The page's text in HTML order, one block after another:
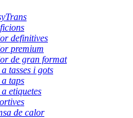
definitives
premium
de gran format
tasses i gots
taps
etiquetes
de calor